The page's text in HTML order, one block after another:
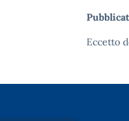
Eccetto